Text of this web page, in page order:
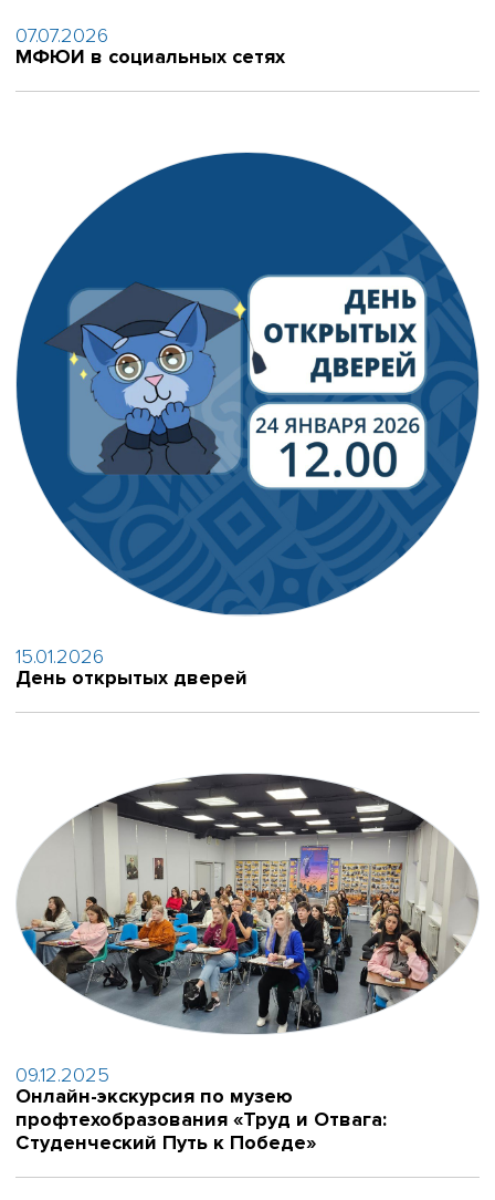
07.07.2026
МФЮИ в социальных сетях
15.01.2026
День открытых дверей
09.12.2025
Онлайн-экскурсия по музею
профтехобразования «Труд и Отвага:
Студенческий Путь к Победе»